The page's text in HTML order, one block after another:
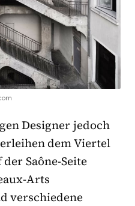
Designer jedoch
dem Viertel
Saône-Seite
Arts
verschiedene